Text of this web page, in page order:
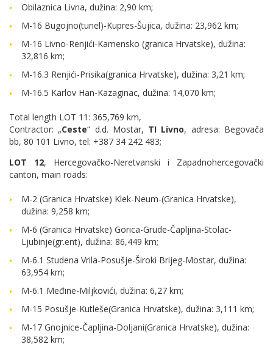
Obilaznica Livna, dužina: 2,90 km;
M-16 Bugojno(tunel)-Kupres-Šujica, dužina: 23,962 km;
M-16 Livno-Renjići-Kamensko (granica Hrvatske), dužina:
32,816 km;
M-16.3 Renjići-Prisika(granica Hrvatske), dužina: 3,21 km;
M-16.5 Karlov Han-Kazaginac, dužina: 14,070 km;
Total length LOT 11: 365,769 km,
Contractor: „Ceste“ d.d. Mostar, TI Livno, adresa: Begovača
bb, 80 101 Livno, tel: +387 34 242 483;
LOT 12, Hercegovačko-Neretvanski i Zapadnohercegovački
canton, main roads:
M-2 (Granica Hrvatske) Klek-Neum-(Granica Hrvatske),
dužina: 9,258 km;
M-6 (Granica Hrvatske) Gorica-Grude-Čapljina-Stolac-
Ljubinje(gr.ent), dužina: 86,449 km;
M-6.1 Studena Vrila-Posušje-Široki Brijeg-Mostar, dužina:
63,954 km;
M-6.1 Međine-Miljkovići, dužina: 6,27 km;
M-15 Posušje-Kutleše(Granica Hrvatske), dužina: 3,111 km;
M-17 Gnojnice-Čapljina-Doljani(Granica Hrvatske), dužina:
38,582 km;